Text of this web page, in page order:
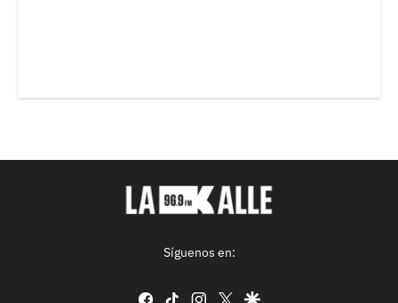
Síguenos en:
facebook
tiktok instagram
twittergoogle